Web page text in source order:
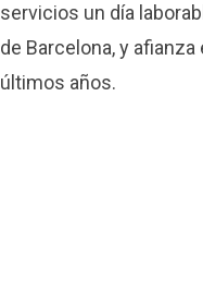
servicios un día
de Barcelona, ​​y
últimos años.